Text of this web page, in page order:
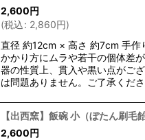
2,600円
(税込: 2,860円)
直径 約12cm × 高さ 約7cm 手作
かかり方にムラや若干の個体差
器の性質上、貫入や黒い点がご
は問題ありません。ご了承くださ
【出西窯】飯碗 小（ぼたん刷毛飴
2,600円